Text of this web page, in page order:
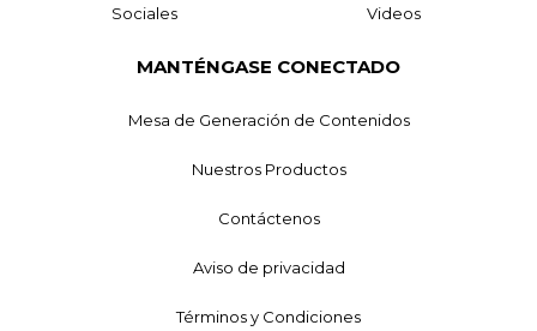
Sociales Videos
MANTÉNGASE CONECTADO
Mesa de Generación de Contenidos
Nuestros Productos
Contáctenos
Aviso de privacidad
Términos y Condiciones